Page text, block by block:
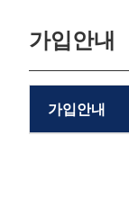
가입안내
가입안내